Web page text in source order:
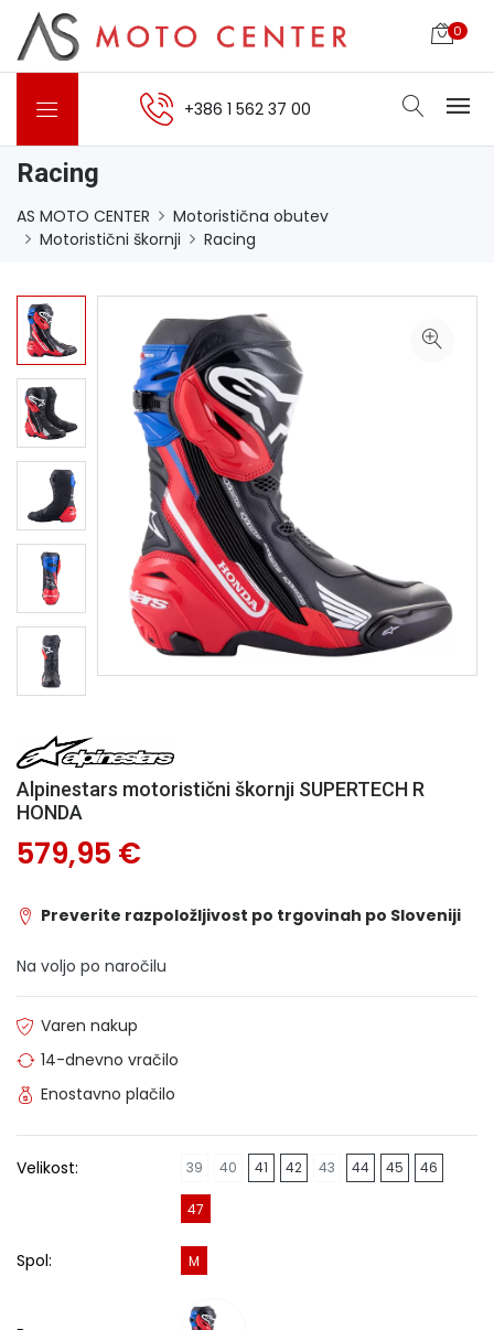
0
+386 1 562 37 00
Racing
AS MOTO CENTER
Motoristična obutev
Motoristični škornji
Racing
Alpinestars motoristični škornji SUPERTECH R
HONDA
579,95 €
Preverite razpoložljivost po trgovinah po Sloveniji
Na voljo po naročilu
Varen nakup
14-dnevno vračilo
Enostavno plačilo
Velikost: 39 40 41 42 43 44 45 46
47
Spol: M